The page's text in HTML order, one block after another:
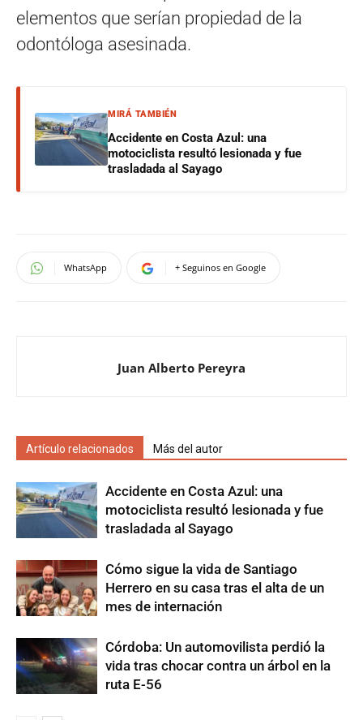
elementos que serían propiedad de la
odontóloga asesinada.
MIRÁ TAMBIÉN
Accidente en Costa Azul: una
motociclista resultó lesionada y fue
trasladada al Sayago
WhatsApp + Seguinos en Google
Juan Alberto Pereyra
Artículo relacionados Más del autor
Accidente en Costa Azul: una
motociclista resultó lesionada y fue
trasladada al Sayago
Cómo sigue la vida de Santiago
Herrero en su casa tras el alta de un
mes de internación
Córdoba: Un automovilista perdió la
vida tras chocar contra un árbol en la
ruta E-56